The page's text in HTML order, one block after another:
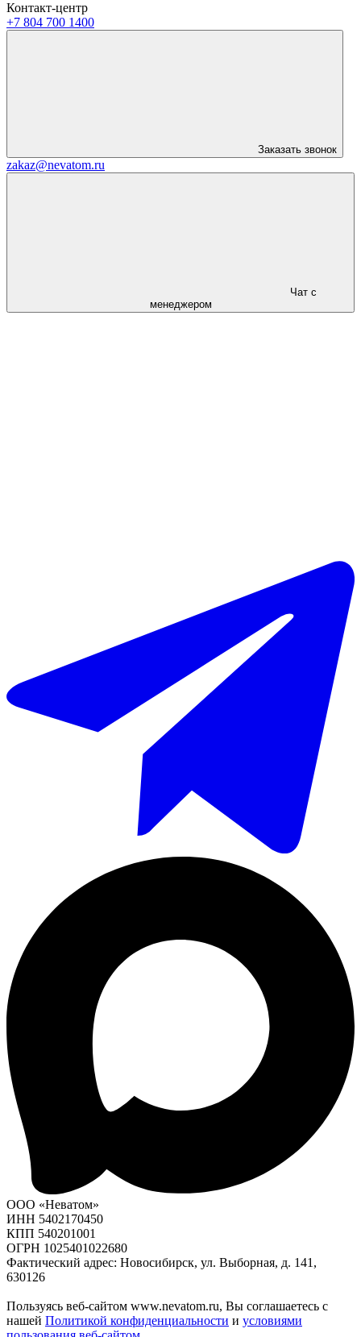
Контакт-центр
+7 804 700 1400
Заказать звонок
zakaz@nevatom.ru
Чат с
менеджером
ООО «Неватом»
ИНН 5402170450
КПП 540201001
ОГРН 1025401022680
Фактический адрес: Новосибирск, ул. Выборная, д. 141,
630126
Пользуясь веб-сайтом www.nevatom.ru, Вы соглашаетесь с
нашей Политикой конфиденциальности и условиями